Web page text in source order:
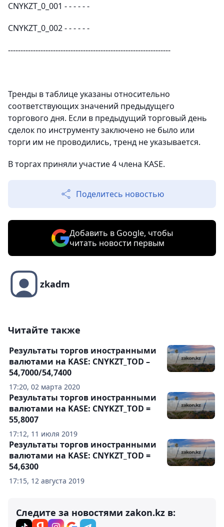
CNYKZT_0_001 - - - - - -
CNYKZT_0_002 - - - - - -
-----------------------------------------------------------------
Тренды в таблице указаны относительно
соответствующих значений предыдущего
торгового дня. Если в предыдущий торговый день
сделок по инструменту заключено не было или
торги им не проводились, тренд не указывается.
В торгах приняли участие 4 члена KASE.
Поделитесь новостью
Добавить в Google, чтобы
читать новости первым
zkadm
Читайте также
17:20, 02 марта 2020
Результаты торгов иностранными
валютами на KASE: CNYKZT_TOD –
54,7000/54,7400
17:12, 11 июля 2019
Результаты торгов иностранными
валютами на KASE: CNYKZT_TOD =
55,8007
17:15, 12 августа 2019
Результаты торгов иностранными
валютами на KASE: CNYKZT_TOD =
54,6300
Следите за новостями zakon.kz в: